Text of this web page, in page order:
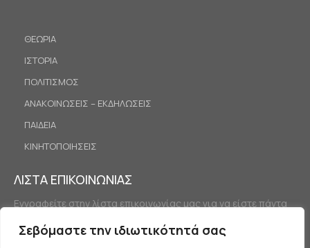
Σεβόμαστε την ιδιωτικότητά σας
ΘΕΩΡΙΑ
ΙΣΤΟΡΙΑ
ΠΟΛΙΤΙΣΜΟΣ
ΑΝΑΚΟΙΝΩΣΕΙΣ – ΕΚΔΗΛΩΣΕΙΣ
ΠΑΙΔΕΙΑ
ΚΙΝΗΤΟΠΟΙΗΣΕΙΣ
ΛΙΣΤΑ ΕΠΙΚΟΙΝΩΝΙΑΣ
Εγγραφείτε στην λίστα επικοινωνίας μας για να είστε πάντα